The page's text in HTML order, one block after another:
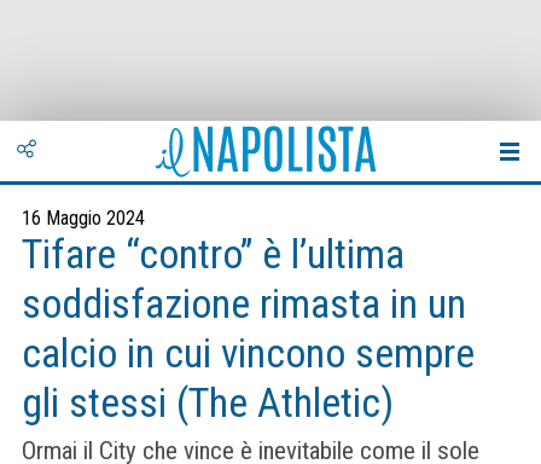
16 Maggio 2024
Tifare “contro” è l’ultima
soddisfazione rimasta in un
calcio in cui vincono sempre
gli stessi (The Athletic)
Ormai il City che vince è inevitabile come il sole